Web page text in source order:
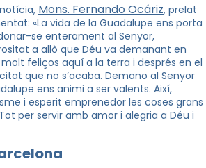
Mons. Fernando Ocáriz, prelat
«La vida de la Guadalupe ens porta
se enterament al Senyor,
a allò que Déu va demanant en
feliços aquí a la terra i després en el
que no s’acaba. Demano al Senyor
ens animi a ser valents. Així,
i esperit emprenedor les coses grans
per servir amb amor i alegria a Déu i